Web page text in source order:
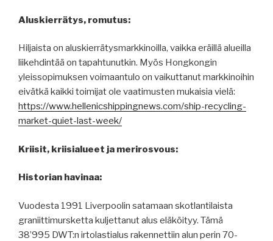
Aluskierrätys, romutus:
Hiljaista on aluskierrätysmarkkinoilla, vaikka eräillä alueilla
liikehdintää on tapahtunutkin. Myös Hongkongin
yleissopimuksen voimaantulo on vaikuttanut markkinoihin
eivätkä kaikki toimijat ole vaatimusten mukaisia vielä:
https://www.hellenicshippingnews.com/ship-recycling-
market-quiet-last-week/
Kriisit, kriisialueet ja merirosvous:
Historian havinaa:
Vuodesta 1991 Liverpoolin satamaan skotlantilaista
graniittimursketta kuljettanut alus eläköityy. Tämä
38’995 DWT:n irtolastialus rakennettiin alun perin 70-